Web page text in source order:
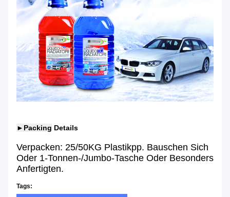
►Packing Details
Verpacken: 25/50KG Plastikpp. Bauschen Sich
Oder 1-Tonnen-/jumbo-Tasche Oder Besonders
Anfertigten.
Tags: